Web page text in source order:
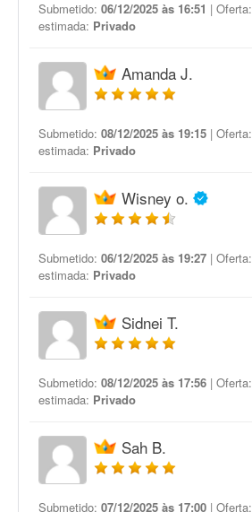
Submetido: 06/12/2025 às 16:51 | Oferta:
estimada: Privado
Amanda J.
Submetido: 08/12/2025 às 19:15 | Oferta:
estimada: Privado
Wisney o.
Submetido: 06/12/2025 às 19:27 | Oferta:
estimada: Privado
Sidnei T.
Submetido: 08/12/2025 às 17:56 | Oferta:
estimada: Privado
Sah B.
Submetido: 07/12/2025 às 17:00 | Oferta: